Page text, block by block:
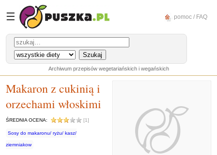
☰ pomoc / FAQ
Archiwum przepisów wegetariańskich i wegańskich
Makaron z cukinią i
orzechami włoskimi
ŚREDNIA OCENA: [1]
Sosy do makaronu/ ryżu/ kasz/
ziemniakow